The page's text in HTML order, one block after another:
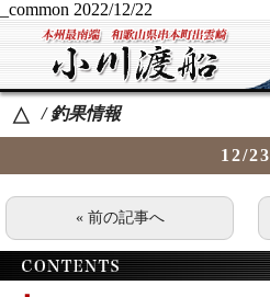
_common 2022/12/22
△ / 釣果情報
12/23
« 前の記事へ